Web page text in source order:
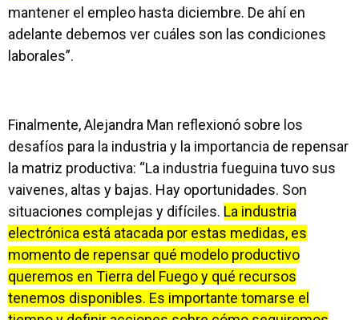
mantener el empleo hasta diciembre. De ahí en
adelante debemos ver cuáles son las condiciones
laborales”.
Finalmente, Alejandra Man reflexionó sobre los
desafíos para la industria y la importancia de repensar
la matriz productiva: “La industria fueguina tuvo sus
vaivenes, altas y bajas. Hay oportunidades. Son
situaciones complejas y difíciles. La industria
electrónica está atacada por estas medidas, es
momento de repensar qué modelo productivo
queremos en Tierra del Fuego y qué recursos
tenemos disponibles. Es importante tomarse el